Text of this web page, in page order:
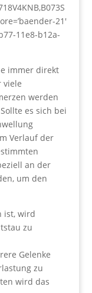
21′
11e8-b12a-
immer direkt
viele
werden
es sich bei
Verlauf der
an der
um den
ist, wird
zu
Gelenke
zu
wird das